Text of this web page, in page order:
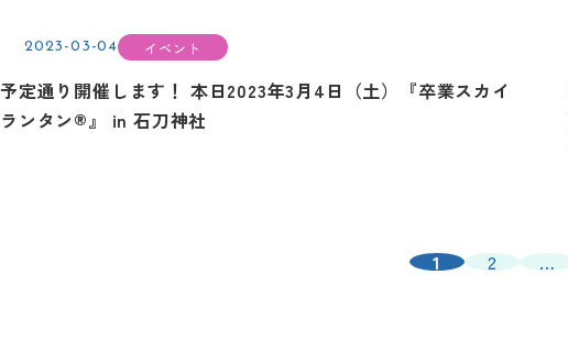
2023-03-04 イベント
予定通り開催します！ 本日2023年3月4日（土）『卒業スカイ
ランタン®』 in 石刀神社
1 2 …